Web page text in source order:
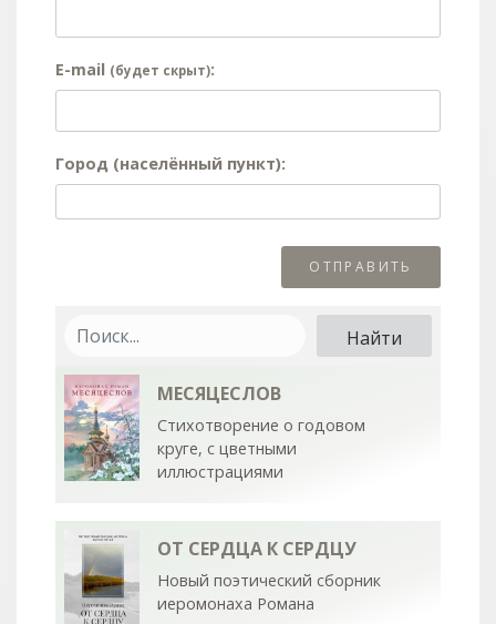
E-mail (будет скрыт):
Город (населённый пункт):
МЕСЯЦЕСЛОВ
Стихотворение о годовом
круге, с цветными
иллюстрациями
ОТ СЕРДЦА К СЕРДЦУ
Новый поэтический сборник
иеромонаха Романа